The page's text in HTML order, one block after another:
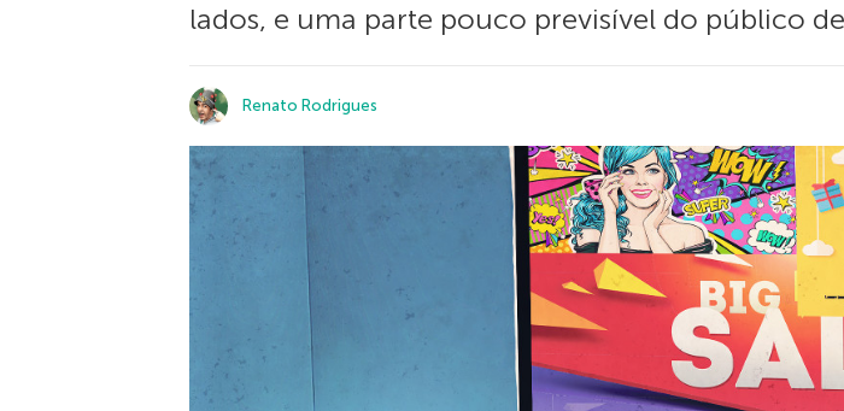
lados, e uma parte pouco previsível do público
Renato Rodrigues